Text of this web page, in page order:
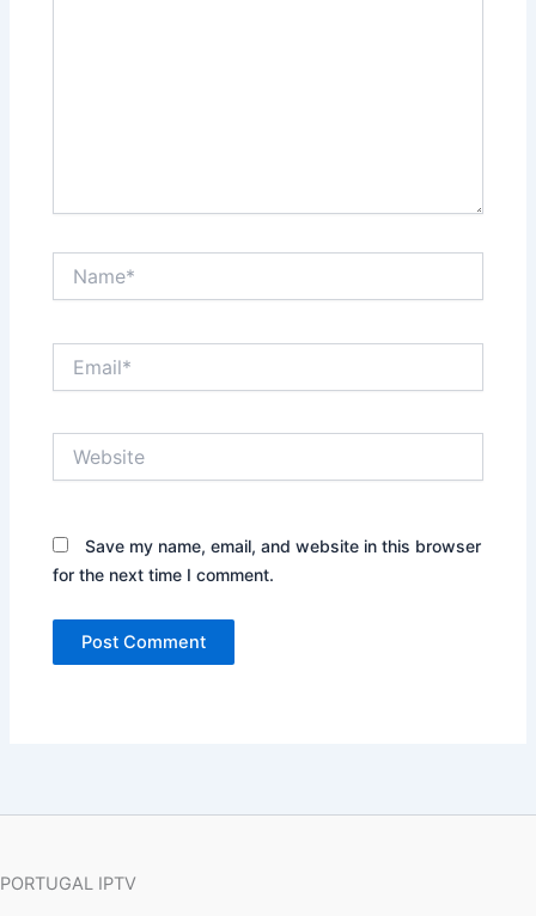
Save my name, email, and website in this browser
for the next time I comment.
PORTUGAL IPTV